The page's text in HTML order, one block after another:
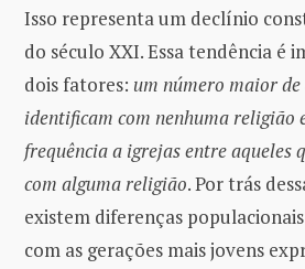
Isso representa um declínio
do século XXI. Essa tendência é
dois fatores: um número maior
identificam com nenhuma religião
frequência a igrejas entre aqueles
com alguma religião. Por trás
existem diferenças
com as gerações mais jovens